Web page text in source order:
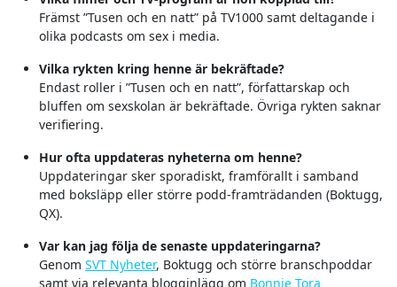
Främst ”Tusen och en natt” på TV1000 samt deltagande i
olika podcasts om sex i media.
Vilka rykten kring henne är bekräftade?
Endast roller i ”Tusen och en natt”, författarskap och
bluffen om sexskolan är bekräftade. Övriga rykten saknar
verifiering.
Hur ofta uppdateras nyheterna om henne?
Uppdateringar sker sporadiskt, framförallt i samband
med boksläpp eller större podd-framträdanden (Boktugg,
QX).
Var kan jag följa de senaste uppdateringarna?
Genom SVT Nyheter, Boktugg och större branschpoddar
samt via relevanta blogginlägg om Bonnie Tora